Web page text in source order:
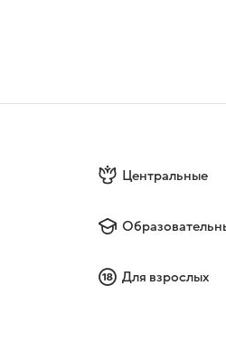
Центральные
Для взрослых